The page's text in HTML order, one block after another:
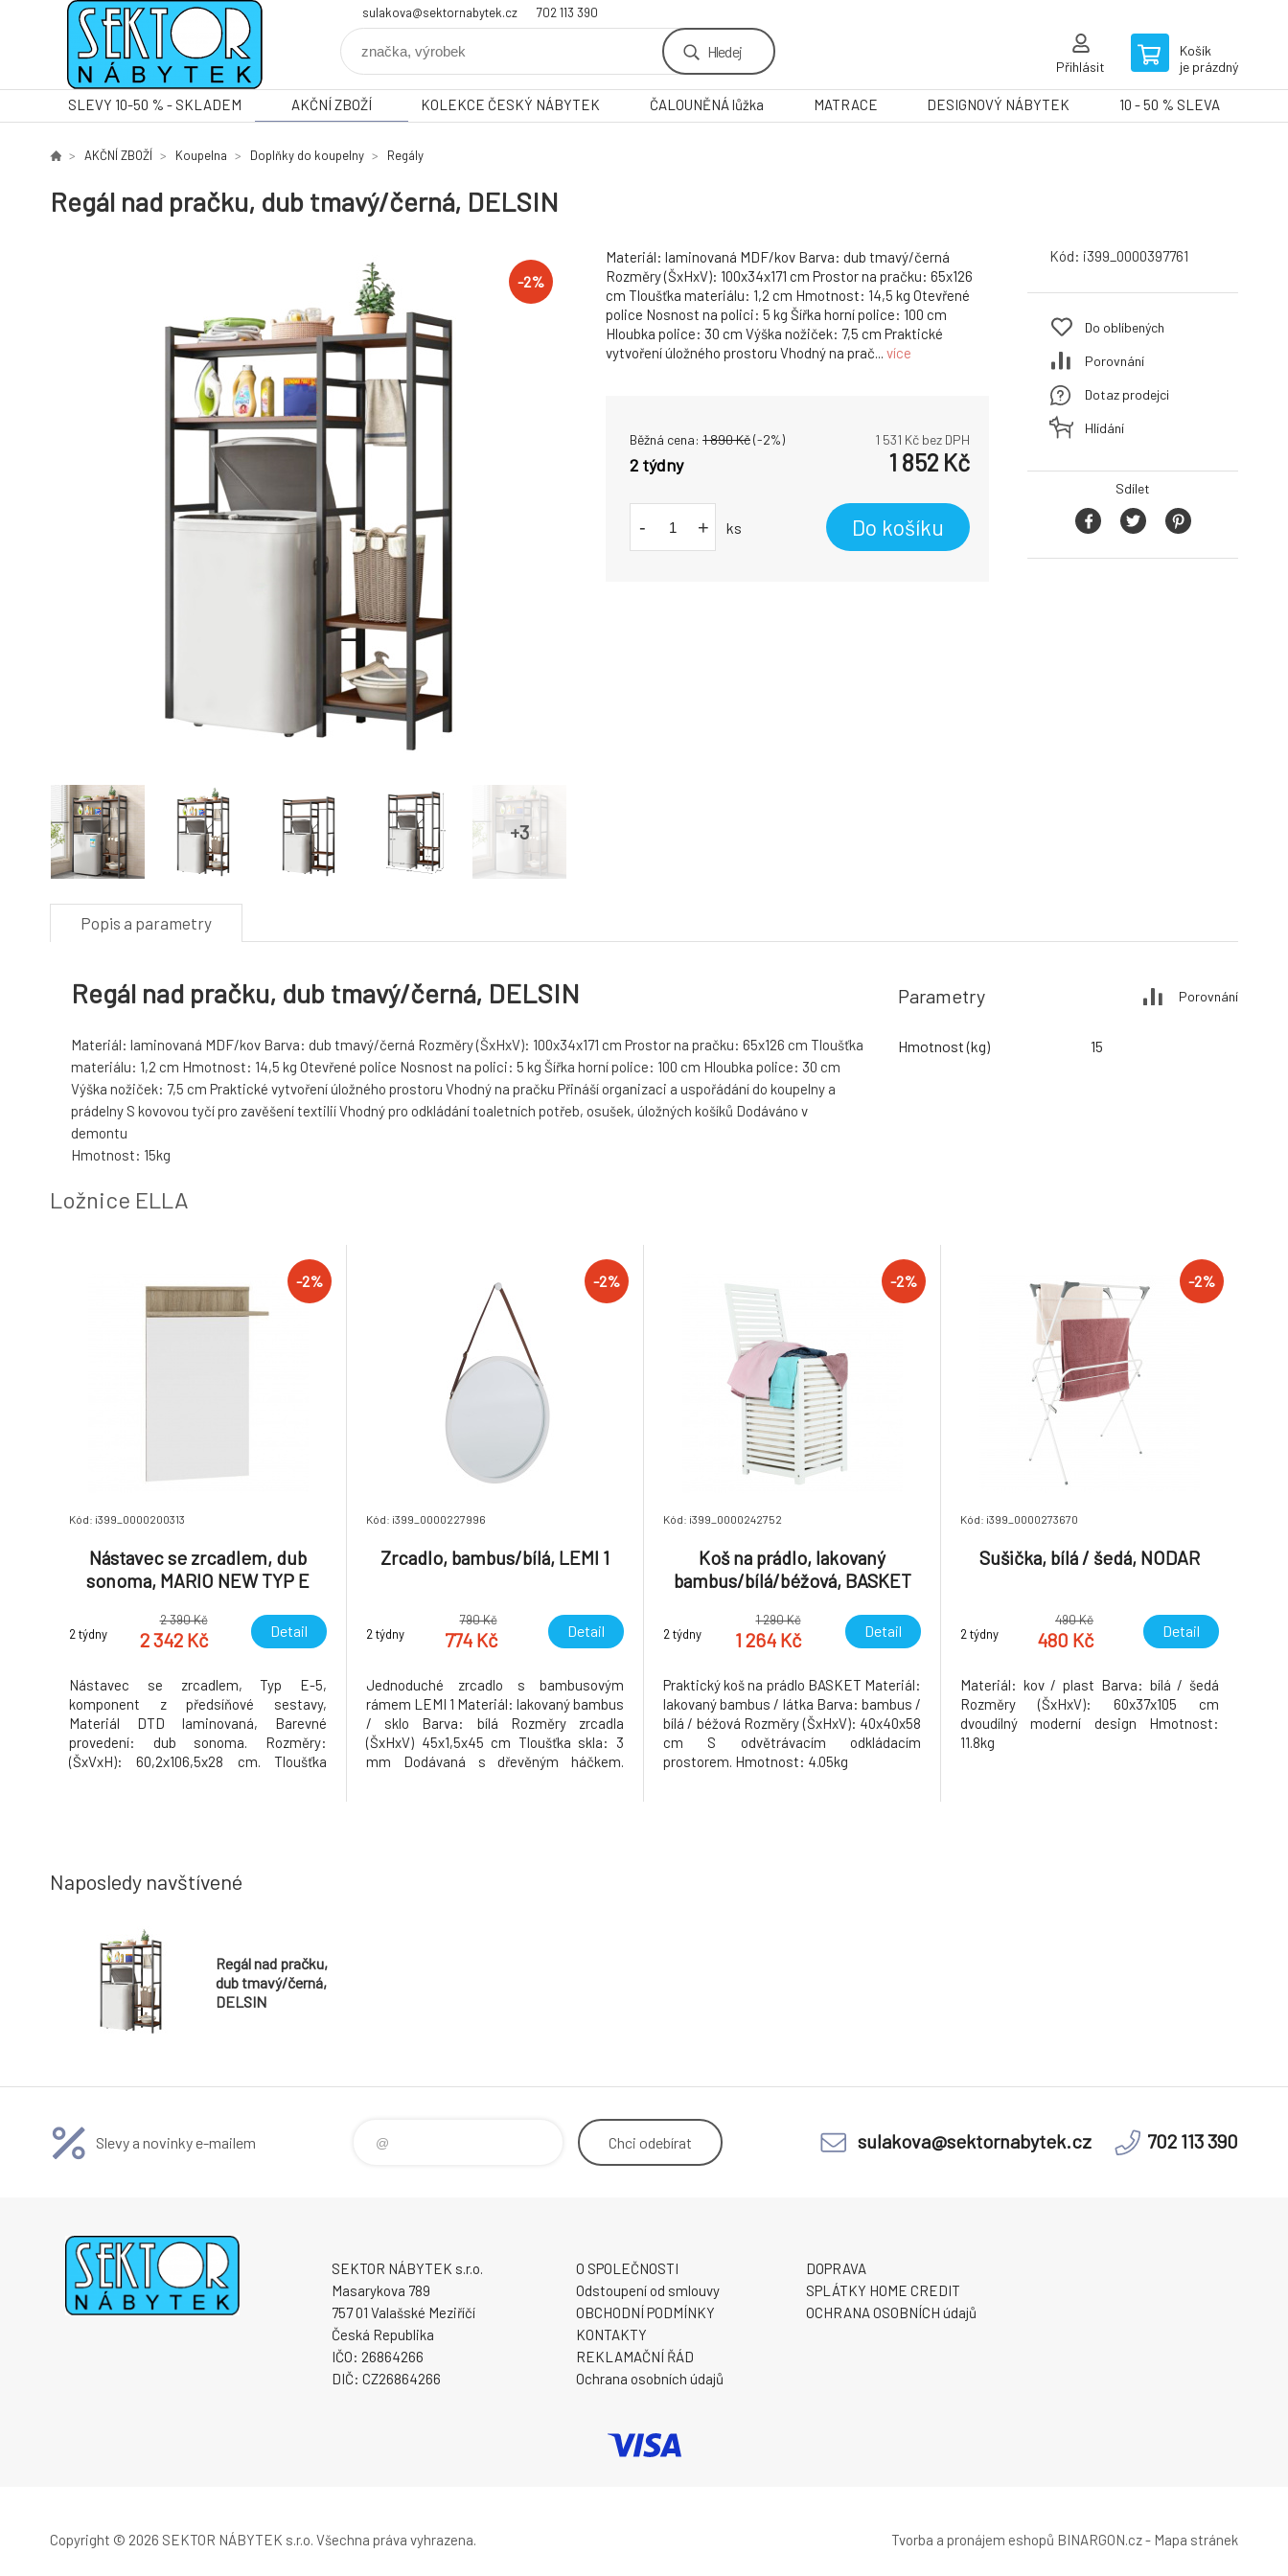
sulakova@sektornabytek.cz 702 113 390
Hledej
Přihlásit
Košík
je prázdný
SLEVY 10-50 % - SKLADEM AKČNÍ ZBOŽÍ KOLEKCE ČESKÝ NÁBYTEK ČALOUNĚNÁ lůžka MATRACE DESIGNOVÝ NÁBYTEK 10 - 50 % SLEVA
AKČNÍ ZBOŽÍ Koupelna Doplňky do koupelny Regály
Regál nad pračku, dub tmavý/černá, DELSIN
-2%
Materiál: laminovaná MDF/kov Barva: dub tmavý/černá
Rozměry (ŠxHxV): 100x34x171 cm Prostor na pračku: 65x126
cm Tloušťka materiálu: 1,2 cm Hmotnost: 14,5 kg Otevřené
police Nosnost na polici: 5 kg Šířka horní police: 100 cm
Hloubka police: 30 cm Výška nožiček: 7,5 cm Praktické
vytvoření úložného prostoru Vhodný na prač... více
Běžná cena: 1 890Kč(-2%) 1 531 Kč bez DPH
2 týdny 1 852 Kč
- + ks Do košíku
Kód: i399_0000397761
Do oblíbených
Porovnání
Dotaz prodejci
Hlídání
Sdílet
Popis a parametry
Regál nad pračku, dub tmavý/černá, DELSIN
Materiál: laminovaná MDF/kov Barva: dub tmavý/černá Rozměry (ŠxHxV): 100x34x171 cm Prostor na pračku: 65x126 cm Tloušťka
materiálu: 1,2 cm Hmotnost: 14,5 kg Otevřené police Nosnost na polici: 5 kg Šířka horní police: 100 cm Hloubka police: 30 cm
Výška nožiček: 7,5 cm Praktické vytvoření úložného prostoru Vhodný na pračku Přináší organizaci a uspořádání do koupelny a
prádelny S kovovou tyčí pro zavěšení textilií Vhodný pro odkládání toaletních potřeb, osušek, úložných košíků Dodáváno v
demontu
Hmotnost: 15kg
Parametry Porovnání
Hmotnost (kg) 15
Ložnice ELLA
-2%
Kód: i399_0000200313
Nástavec se zrcadlem, dub
sonoma, MARIO NEW TYP E
2 týdny
2 390 Kč
2 342 Kč Detail
Nástavec se zrcadlem, Typ E-5,
komponent z předsíňové sestavy,
Materiál DTD laminovaná, Barevné
provedení: dub sonoma. Rozměry:
(ŠxVxH): 60,2x106,5x28 cm. Tloušťka
-2%
Kód: i399_0000227996
Zrcadlo, bambus/bílá, LEMI 1
2 týdny
790 Kč
774 Kč Detail
Jednoduché zrcadlo s bambusovým
rámem LEMI 1 Materiál: lakovaný bambus
/ sklo Barva: bílá Rozměry zrcadla
(ŠxHxV) 45x1,5x45 cm Tloušťka skla: 3
mm Dodávaná s dřevěným háčkem.
-2%
Kód: i399_0000242752
Koš na prádlo, lakovaný
bambus/bílá/béžová, BASKET
2 týdny
1 290 Kč
1 264 Kč Detail
Praktický koš na prádlo BASKET Materiál:
lakovaný bambus / látka Barva: bambus /
bílá / béžová Rozměry (ŠxHxV): 40x40x58
cm S odvětrávacím odkládacím
prostorem. Hmotnost: 4.05kg
-2%
Kód: i399_0000273670
Sušička, bílá / šedá, NODAR
2 týdny
490 Kč
480 Kč Detail
Materiál: kov / plast Barva: bílá / šedá
Rozměry (ŠxHxV): 60x37x105 cm
dvoudílný moderní design Hmotnost:
11.8kg
Naposledy navštívené
Regál nad pračku,
dub tmavý/černá,
DELSIN
Slevy a novinky e-mailem Chci odebírat sulakova@sektornabytek.cz 702 113 390
SEKTOR NÁBYTEK s.r.o.
Masarykova 789
757 01 Valašské Meziříčí
Česká Republika
IČO: 26864266
DIČ: CZ26864266
O SPOLEČNOSTI
Odstoupení od smlouvy
OBCHODNÍ PODMÍNKY
KONTAKTY
REKLAMAČNÍ ŘÁD
Ochrana osobních údajů
DOPRAVA
SPLÁTKY HOME CREDIT
OCHRANA OSOBNÍCH údajů
Copyright © 2026 SEKTOR NÁBYTEK s.r.o. Všechna práva vyhrazena. Tvorba a pronájem eshopů BINARGON.cz- Mapa stránek